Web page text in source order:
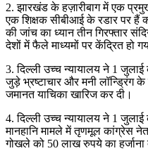
2. झारखंड के हज़ारीबाग में एक
एक शिक्षक सीबीआई के रडार पर हैं
की जांच का ध्यान तीन गिरफ्तार
देशों में फैले माध्यमों पर केंद्रित हो
3. दिल्ली उच्च न्यायालय ने 1
जुड़े भ्रष्टाचार और मनी लॉन्ड्रिंग
जमानत याचिका खारिज कर दी।
4. दिल्ली उच्च न्यायालय ने 1 जुलाई
मानहानि मामले में तृणमूल कांग्रेस
गोखले को 50 लाख रुपये का हर्जाना